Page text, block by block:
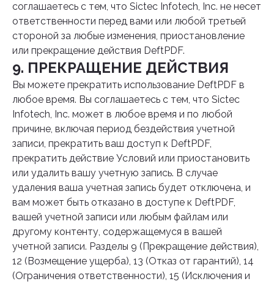
соглашаетесь с тем, что Sictec Infotech, Inc. не несет
ответственности перед вами или любой третьей
стороной за любые изменения, приостановление
или прекращение действия DeftPDF.
9. ПРЕКРАЩЕНИЕ ДЕЙСТВИЯ
Вы можете прекратить использование DeftPDF в
любое время. Вы соглашаетесь с тем, что Sictec
Infotech, Inc. может в любое время и по любой
причине, включая период бездействия учетной
записи, прекратить ваш доступ к DeftPDF,
прекратить действие Условий или приостановить
или удалить вашу учетную запись. В случае
удаления ваша учетная запись будет отключена, и
вам может быть отказано в доступе к DeftPDF,
вашей учетной записи или любым файлам или
другому контенту, содержащемуся в вашей
учетной записи. Разделы 9 (Прекращение действия),
12 (Возмещение ущерба), 13 (Отказ от гарантий), 14
(Ограничения ответственности), 15 (Исключения и